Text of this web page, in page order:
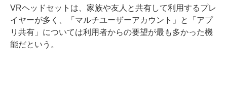
VRヘッドセットは、家族や友人と共有して利用するプレ
イヤーが多く、「マルチユーザーアカウント」と「アプ
リ共有」については利用者からの要望が最も多かった機
能だという。